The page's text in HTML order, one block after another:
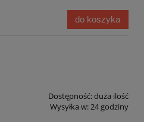
do koszyka
Dostępność:duża ilość
Wysyłka w:24 godziny